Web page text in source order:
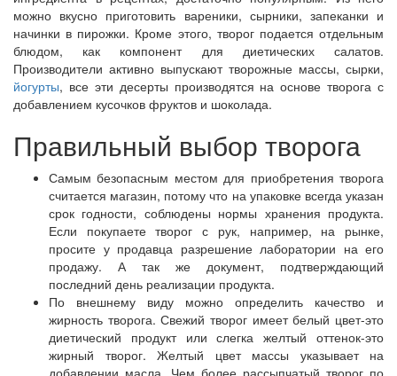
можно вкусно приготовить вареники, сырники, запеканки и
начинки в пирожки. Кроме этого, творог подается отдельным
блюдом, как компонент для диетических салатов.
Производители активно выпускают творожные массы, сырки,
йогурты, все эти десерты производятся на основе творога с
добавлением кусочков фруктов и шоколада.
Правильный выбор творога
Самым безопасным местом для приобретения творога
считается магазин, потому что на упаковке всегда указан
срок годности, соблюдены нормы хранения продукта.
Если покупаете творог с рук, например, на рынке,
просите у продавца разрешение лаборатории на его
продажу. А так же документ, подтверждающий
последний день реализации продукта.
По внешнему виду можно определить качество и
жирность творога. Свежий творог имеет белый цвет-это
диетический продукт или слегка желтый оттенок-это
жирный творог. Желтый цвет массы указывает на